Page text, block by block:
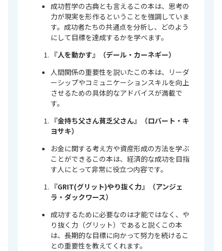
成功哲学の古典とも言えるこの本は、思考の
力が現実を形作るということを強調していま
す。成功者たちの共通点を分析し、どのよう
にして目標を達成するかを学べます。
『人を動かす』（デール・カーネギー）
人間関係の重要性を説いたこの本は、リーダ
ーシップやコミュニケーションスキルを向上
させるための具体的なアドバイスが満載で
す。
『金持ち父さん貧乏父さん』（ロバート・キ
ヨサキ）
お金に関する考え方や資産形成の方法を学ぶ
ことができるこの本は、経済的な成功を目指
す人にとって非常に役立つ内容です。
『GRIT(グリット)――やり抜く力』（アンジェ
ラ・ダックワース）
成功するために必要なのは才能ではなく、や
り抜く力（グリット）であると説くこの本
は、長期的な目標に向かって努力を続けるこ
との重要性を教えてくれます。